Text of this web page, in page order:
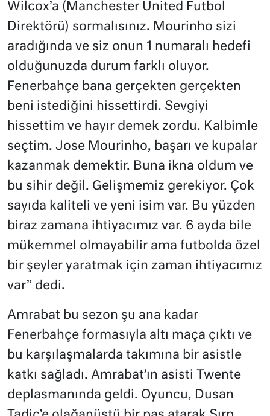
Wilcox’a (Manchester United Futbol
Direktörü) sormalısınız. Mourinho sizi
aradığında ve siz onun 1 numaralı hedefi
olduğunuzda durum farklı oluyor.
Fenerbahçe bana gerçekten gerçekten
beni istediğini hissettirdi. Sevgiyi
hissettim ve hayır demek zordu. Kalbimle
seçtim. Jose Mourinho, başarı ve kupalar
kazanmak demektir. Buna ikna oldum ve
bu sihir değil. Gelişmemiz gerekiyor. Çok
sayıda kaliteli ve yeni isim var. Bu yüzden
biraz zamana ihtiyacımız var. 6 ayda bile
mükemmel olmayabilir ama futbolda özel
bir şeyler yaratmak için zaman ihtiyacımız
var” dedi.
Amrabat bu sezon şu ana kadar
Fenerbahçe formasıyla altı maça çıktı ve
bu karşılaşmalarda takımına bir asistle
katkı sağladı. Amrabat’ın asisti Twente
deplasmanında geldi. Oyuncu, Dusan